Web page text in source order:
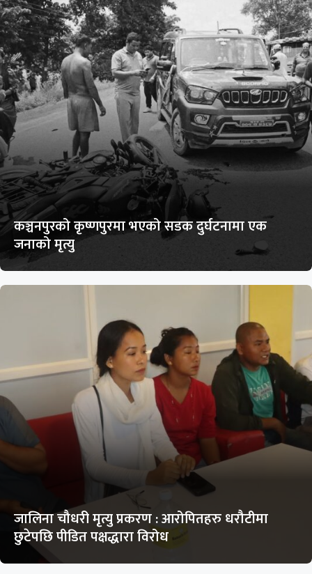
कञ्चनपुरको कृष्णपुरमा भएको सडक दुर्घटनामा एक
जनाको मृत्यु
जालिना चौधरी मृत्यु प्रकरण : आरोपितहरु धरौटीमा
छुटेपछि पीडित पक्षद्धारा विरोध